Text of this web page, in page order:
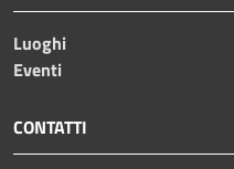
Luoghi
Eventi
CONTATTI